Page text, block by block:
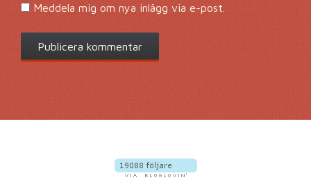
Meddela mig om nya inlägg via e-post.